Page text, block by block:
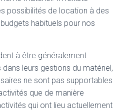
possibilités de location à des
habituels pour nos
à être généralement
leurs gestions du matériel,
ne sont pas supportables
que de manière
qui ont lieu actuellement